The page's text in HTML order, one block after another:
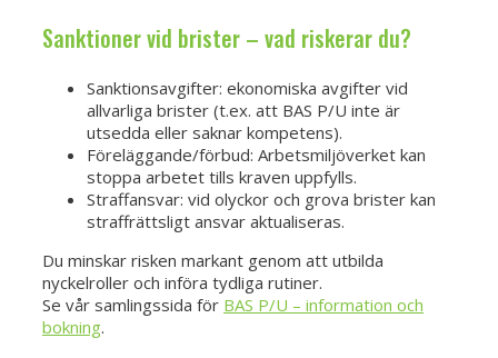
Sanktioner vid brister – vad riskerar du?
Sanktionsavgifter: ekonomiska avgifter vid
allvarliga brister (t.ex. att BAS P/U inte är
utsedda eller saknar kompetens).
Föreläggande/förbud: Arbetsmiljöverket kan
stoppa arbetet tills kraven uppfylls.
Straffansvar: vid olyckor och grova brister kan
straffrättsligt ansvar aktualiseras.
Du minskar risken markant genom att utbilda
nyckelroller och införa tydliga rutiner.
Se vår samlingssida för BAS P/U – information och
bokning.